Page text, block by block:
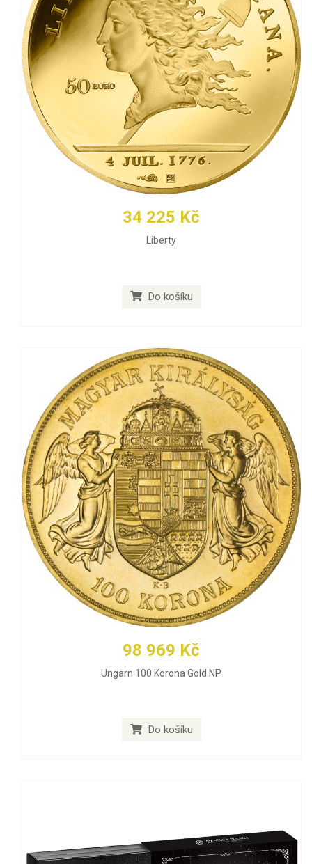
34 225 Kč
Liberty
Do košíku
98 969 Kč
Ungarn 100 Korona Gold NP
Do košíku